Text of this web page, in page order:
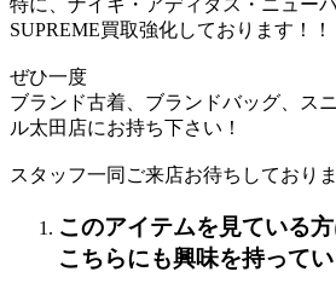
SUPREME買取強化しております！！
ぜひ一度
ブランド古着、ブランドバッグ、ス
ル太田店にお持ち下さい！
スタッフ一同ご来店お待ちしており
このアイテムを見ている
こちらにも興味を持って